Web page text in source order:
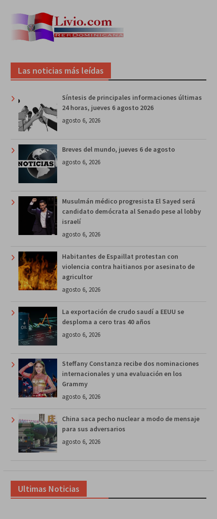
Las noticias más leídas
Síntesis de principales informaciones últimas
24 horas, jueves 6 agosto 2026
agosto 6, 2026
Breves del mundo, jueves 6 de agosto
agosto 6, 2026
Musulmán médico progresista El Sayed será
candidato demócrata al Senado pese al lobby
israelí
agosto 6, 2026
Habitantes de Espaillat protestan con
violencia contra haitianos por asesinato de
agricultor
agosto 6, 2026
La exportación de crudo saudí a EEUU se
desploma a cero tras 40 años
agosto 6, 2026
Steffany Constanza recibe dos nominaciones
internacionales y una evaluación en los
Grammy
agosto 6, 2026
China saca pecho nuclear a modo de mensaje
para sus adversarios
agosto 6, 2026
Ultimas Noticias